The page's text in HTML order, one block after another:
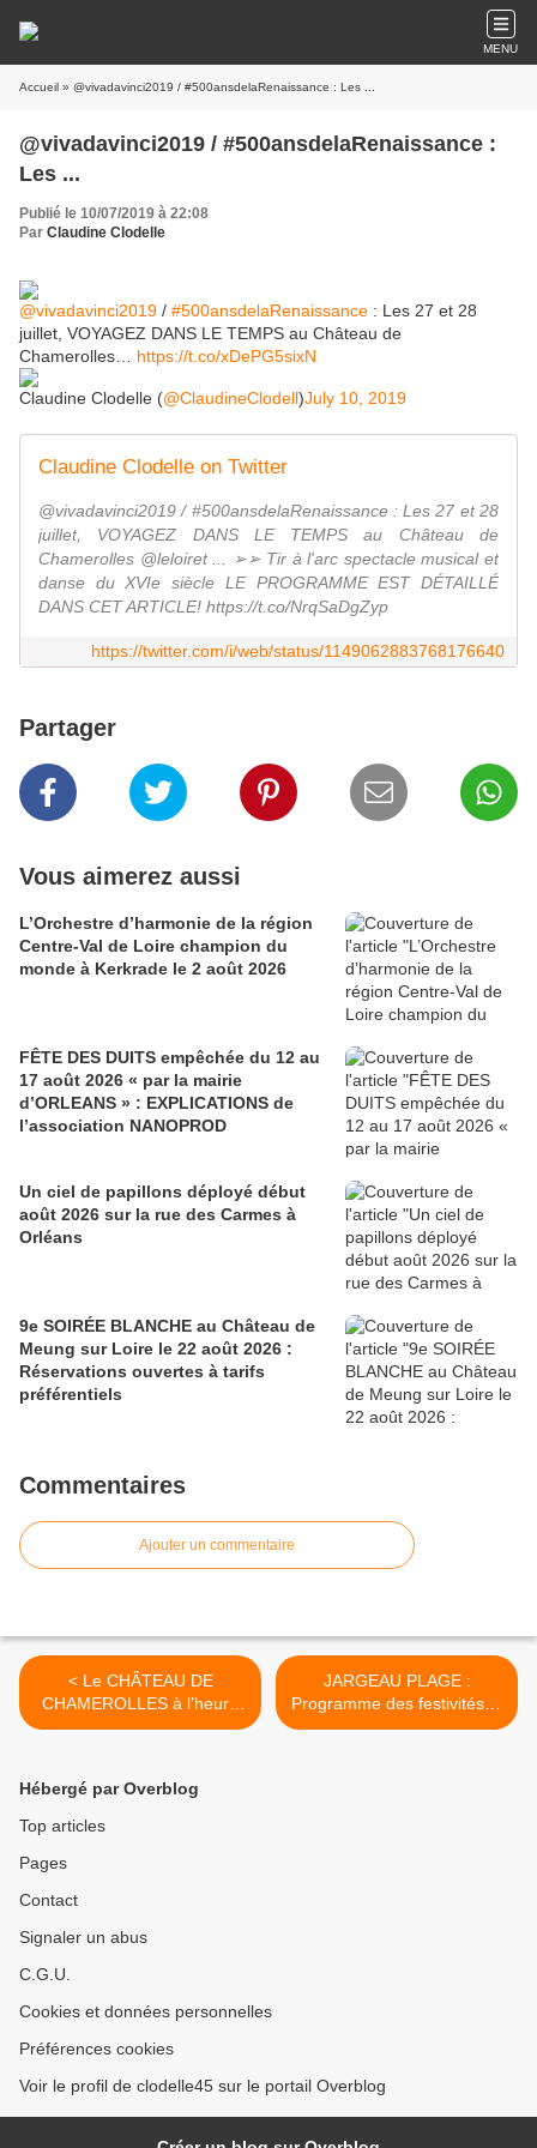
MENU
Accueil » @vivadavinci2019 / #500ansdelaRenaissance : Les ...
@vivadavinci2019 / #500ansdelaRenaissance :
Les ...
Publié le 10/07/2019 à 22:08
Par Claudine Clodelle
@vivadavinci2019 / #500ansdelaRenaissance : Les 27 et 28
juillet, VOYAGEZ DANS LE TEMPS au Château de
Chamerolles… https://t.co/xDePG5sixN
Claudine Clodelle (@ClaudineClodell)July 10, 2019
Claudine Clodelle on Twitter
@vivadavinci2019 / #500ansdelaRenaissance : Les 27 et 28
juillet, VOYAGEZ DANS LE TEMPS au Château de
Chamerolles @leloiret ... ➢➢ Tir à l'arc spectacle musical et
danse du XVIe siècle LE PROGRAMME EST DÉTAILLÉ
DANS CET ARTICLE! https://t.co/NrqSaDgZyp
https://twitter.com/i/web/status/1149062883768176640
Partager
Vous aimerez aussi
L’Orchestre d’harmonie de la région
Centre-Val de Loire champion du
monde à Kerkrade le 2 août 2026
FÊTE DES DUITS empêchée du 12 au
17 août 2026 « par la mairie
d’ORLEANS » : EXPLICATIONS de
l’association NANOPROD
Un ciel de papillons déployé début
août 2026 sur la rue des Carmes à
Orléans
9e SOIRÉE BLANCHE au Château de
Meung sur Loire le 22 août 2026 :
Réservations ouvertes à tarifs
préférentiels
Commentaires
Ajouter un commentaire
< Le CHÂTEAU DE
CHAMEROLLES à l’heure
de la Renaissance les 27 et
siècle.
JARGEAU PLAGE :
Programme des festivités et
du TREMPLIN MUSICAL à
Hébergé par Overblog
Top articles
Pages
Contact
Signaler un abus
C.G.U.
Cookies et données personnelles
Préférences cookies
Voir le profil de clodelle45 sur le portail Overblog